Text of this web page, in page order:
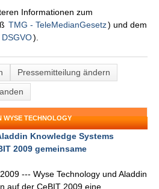
Informationen zum
TMG - TeleMedianGesetz) und dem
DSGVO).
Pressemitteilung ändern
WYSE TECHNOLOGY
Knowledge Systems
2009 gemeinsame
--- Wyse Technology und Aladdin
auf der CeBIT 2009 eine